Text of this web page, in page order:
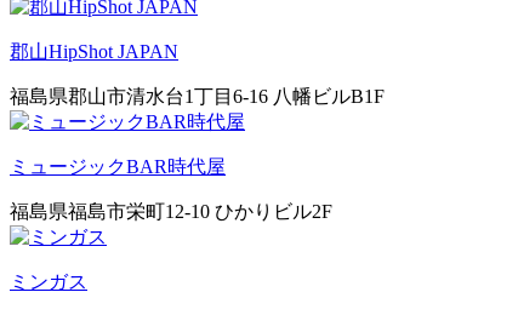
郡山HipShot JAPAN
福島県郡山市清水台1丁目6-16 八幡ビルB1F
ミュージックBAR時代屋
福島県福島市栄町12-10 ひかりビル2F
ミンガス